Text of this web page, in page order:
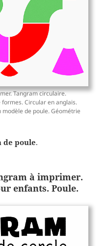
Tangram circulaire.
Circular en anglais.
de poule. Géométrie
de poule.
à imprimer.
enfants. Poule.